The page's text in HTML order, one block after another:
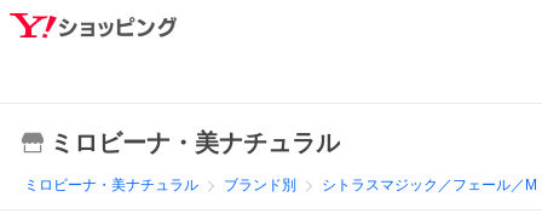
ミロビーナ・美ナチュラル
ミロビーナ・美ナチュラル ブランド別 シトラスマジック／フェール／M